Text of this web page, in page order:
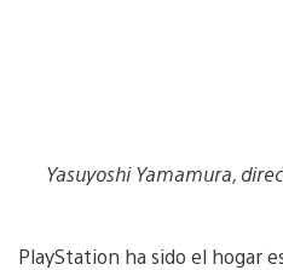
Yasuyoshi Yamamura,
PlayStation ha sido el hogar